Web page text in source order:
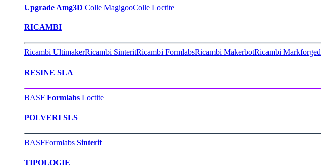
Upgrade Amg3D Colle MagigooColle Loctite
RICAMBI
Ricambi UltimakerRicambi SinteritRicambi FormlabsRicambi MakerbotRicambi Markforged
RESINE SLA
BASF Formlabs Loctite
POLVERI SLS
BASFFormlabs Sinterit
TIPOLOGIE